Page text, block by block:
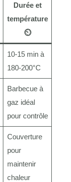
Durée et
température
⏲️
10-15 min à
180-200°C
Barbecue à
gaz idéal
pour contrôle
Couverture
pour
maintenir
chaleur